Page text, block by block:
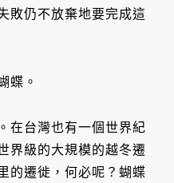
敗仍不放棄地要完成這
蝶。
在台灣也有一個世界紀
界級的大規模的越冬遷
的遷徙，何必呢？蝴蝶